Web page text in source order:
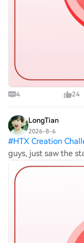
4 24
LongTian
2026-8-6
#HTX Creation
guys, just saw the
the $232M monthly
was a bit skeptical